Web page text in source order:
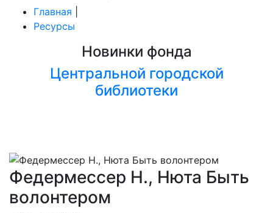
Главная
Ресурсы
Новинки фонда
Центральной городской
библиотеки
Федермессер Н., Нюта Быть
волонтером